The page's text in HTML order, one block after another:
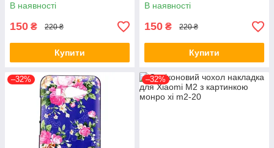
В наявності
150 ₴ 220 ₴
Купити
В наявності
150 ₴ 220 ₴
Купити
–32% –32%